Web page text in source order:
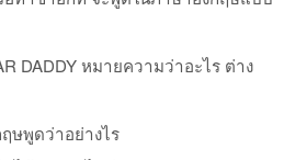
DADDY หมายความว่าอะไร ต่าง
ษพูดว่าอย่างไร